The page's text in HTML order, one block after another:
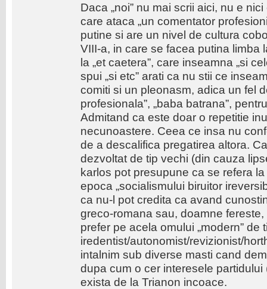
Daca „noi” nu mai scrii aici, nu e
care ataca „un comentator
putine si are un nivel de cultura
VIII-a, in care se facea putina limba
la „et caetera”, care inseamna „si
spui „si etc” arati ca nu stii ce
comiti si un pleonasm, adica un fel
profesionala”, „baba batrana”,
Admitand ca este doar o repetitie
necunoastere. Ceea ce insa nu
de a descalifica pregatirea altora.
dezvoltat de tip vechi (din cauza
karlos pot presupune ca se refera
epoca „socialismului biruitor
ca nu-l pot credita ca avand
greco-romana sau, doamne
prefer pe acela omului „modern” de
iredentist/autonomist/revizionist/
intalnim sub diverse masti cand
dupa cum o cer interesele
exista de la Trianon incoace.